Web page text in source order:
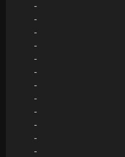
-
-
-
-
-
-
-
-
-
-
-
-